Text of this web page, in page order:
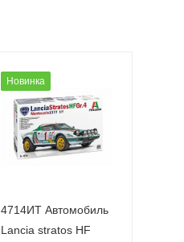
Новинка
4714ИТ Автомобиль
Lancia stratos HF